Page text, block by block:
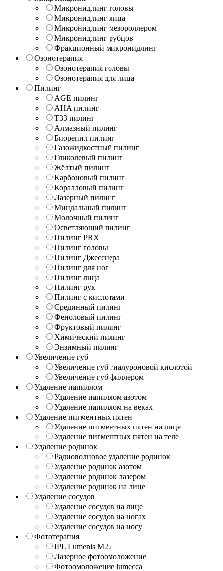
Микронидлинг головы
Микронидлинг лица
Микронидлинг мезороллером
Микронидлинг рубцов
Фракционный микронидлинг
Озонотерапия
Озонотерапия головы
Озонотерапия для лица
Пилинг
AGE пилинг
AHA пилинг
T33 пилинг
Алмазный пилинг
Биорепил пилинг
Газожидкостный пилинг
Гликолевый пилинг
Жёлтый пилинг
Карбоновый пилинг
Коралловый пилинг
Лазерный пилинг
Миндальный пилинг
Молочный пилинг
Осветляющий пилинг
Пилинг PRX
Пилинг головы
Пилинг Джесснера
Пилинг для ног
Пилинг лица
Пилинг рук
Пилинг с кислотами
Срединный пилинг
Феноловый пилинг
Фруктовый пилинг
Химический пилинг
Энзимный пилинг
Увеличение губ
Увеличение губ гиалуроновой кислотой
Увеличение губ филлером
Удаление папиллом
Удаление папиллом азотом
Удаление папиллом на веках
Удаление пигментных пятен
Удаление пигментных пятен на лице
Удаление пигментных пятен на теле
Удаление родинок
Радиоволновое удаление родинок
Удаление родинок азотом
Удаление родинок лазером
Удаление родинок на лице
Удаление сосудов
Удаление сосудов на лице
Удаление сосудов на ногах
Удаление сосудов на носу
Фототерапия
IPL Lumenis M22
Лазерное фотоомоложение
Фотоомоложение lumecca